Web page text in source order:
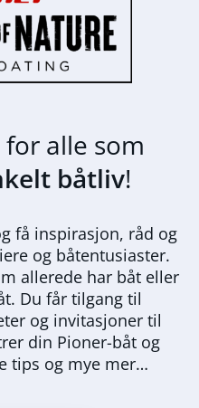
alle som
båtliv!
få inspirasjon, råd og
og båtentusiaster.
allerede har båt eller
Du får tilgang til
og invitasjoner til
din Pioner-båt og
tips og mye mer…